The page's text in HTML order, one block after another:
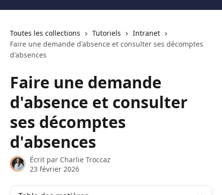
Toutes les collections Tutoriels
Intranet
Faire une demande d'absence et consulter ses décomptes
d'absences
Faire une demande
d'absence et consulter
ses décomptes
d'absences
Écrit par Charlie Troccaz
23 février 2026